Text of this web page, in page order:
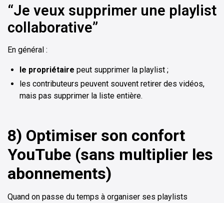
“Je veux supprimer une playlist
collaborative”
En général :
le propriétaire peut supprimer la playlist ;
les contributeurs peuvent souvent retirer des vidéos,
mais pas supprimer la liste entière.
8) Optimiser son confort
YouTube (sans multiplier les
abonnements)
Quand on passe du temps à organiser ses playlists